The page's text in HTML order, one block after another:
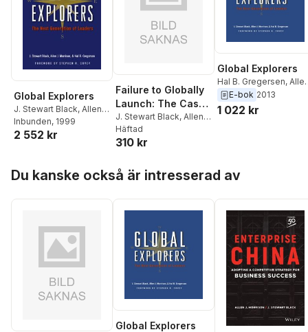
Global Explorers
J. Stewart Black, Allen
J. Morrison,Hal B.
Gregersen
Inbunden, 1999
2 552 kr
Failure to Globally
Launch: The Case
for Aspiring Market
Giants
J. Stewart Black, Allen
J. Morrison
Häftad
310 kr
Global Explorers
Hal B. Gregersen,
J. Morrison,J. Stewart
Black
E-bok 2013
1 022 kr
Du kanske också är intresserad av
Global Explorers